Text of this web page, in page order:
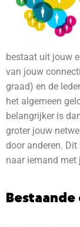
bestaat uit jouw
van jouw
graad) en de
het algemeen
belangrijker is
groter jouw
door anderen.
naar iemand